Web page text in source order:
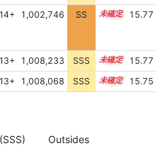
14+ 1,002,746 SS 14.5 15.77
13+ 1,008,233 SSS 13.7
15.77
13+ 1,008,068 SSS 13.7 15.75
Outsides